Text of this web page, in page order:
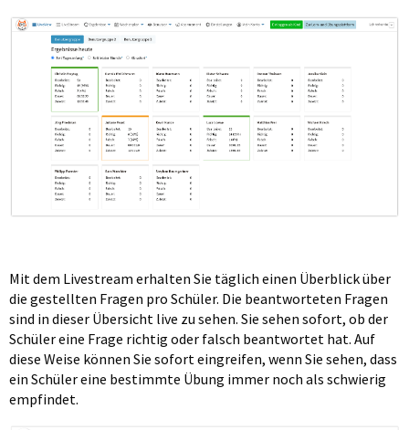
Mit dem Livestream erhalten Sie täglich einen Überblick über
die gestellten Fragen pro Schüler. Die beantworteten Fragen
sind in dieser Übersicht live zu sehen. Sie sehen sofort, ob der
Schüler eine Frage richtig oder falsch beantwortet hat. Auf
diese Weise können Sie sofort eingreifen, wenn Sie sehen, dass
ein Schüler eine bestimmte Übung immer noch als schwierig
empfindet.